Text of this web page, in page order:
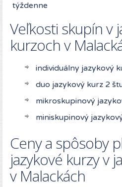
týždenne
Veľkosti skupín v
kurzoch v
individuálny jazykový
duo jazykový kurz 2
mikroskupinový
miniskupinový
Ceny a spôsoby
jazykové kurzy v
v Malackách